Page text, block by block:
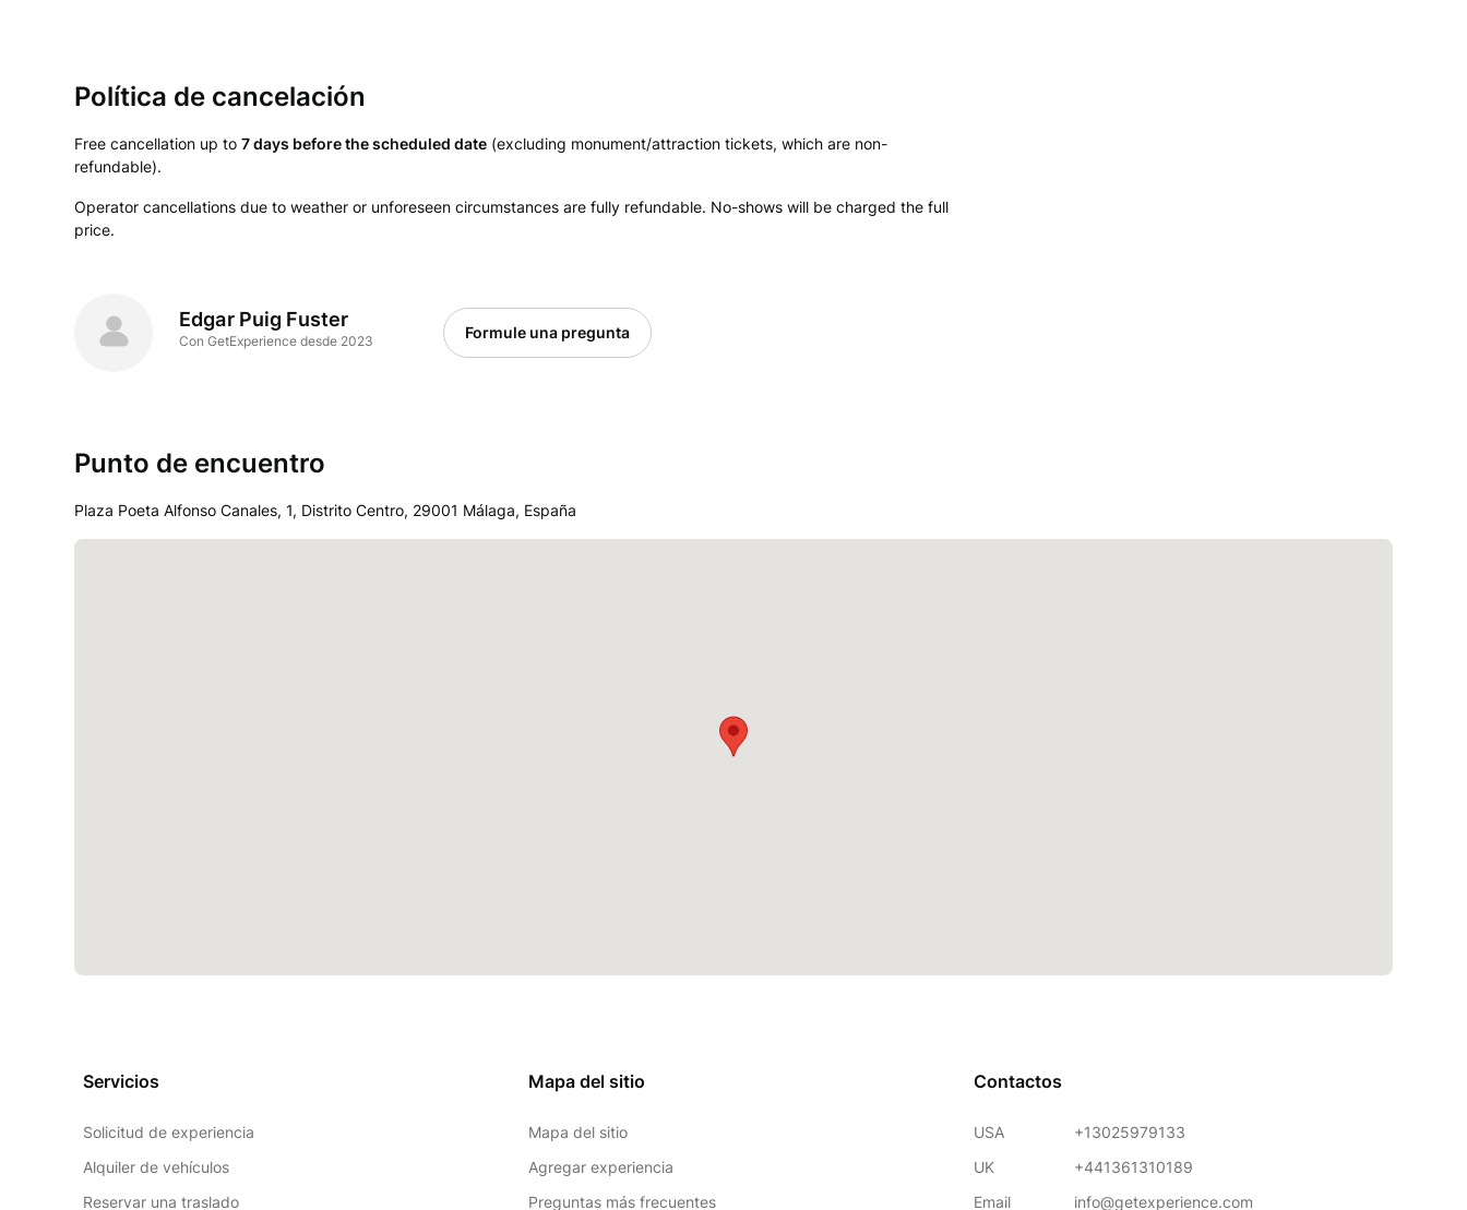
Política de cancelación
Free cancellation up to 7 days before the scheduled date (excluding monument/attraction tickets, which are non-
refundable).
Operator cancellations due to weather or unforeseen circumstances are fully refundable. No-shows will be charged the full
price.
Edgar Puig Fuster
Con GetExperience desde 2023 Formule una pregunta
Punto de encuentro
Plaza Poeta Alfonso Canales, 1, Distrito Centro, 29001 Málaga, España
Servicios
Solicitud de experiencia
Alquiler de vehículos
Reservar una traslado
Mapa del sitio
Mapa del sitio
Agregar experiencia
Preguntas más frecuentes
Contactos
USA
+13025979133
UK
+441361310189
Email
info@getexperience.com